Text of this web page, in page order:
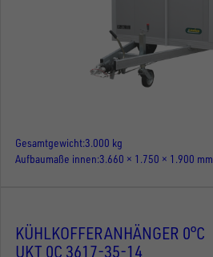
Gesamtgewicht3.000 kg
Aufbaumaße innen 3.660 × 1.750 × 1.900 mm
KÜHLKOFFERANHÄNGER 0°C
UKT 0C 3617-35-14